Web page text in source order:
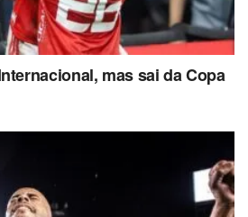
mas sai da Copa